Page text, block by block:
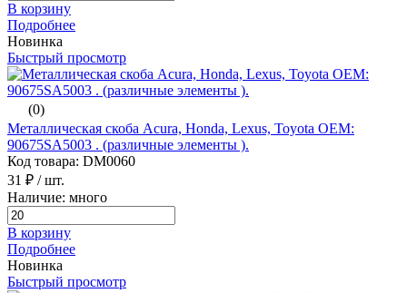
В корзину
Подробнее
Новинка
Быстрый просмотр
(0)
Металлическая скоба Acura, Honda, Lexus, Toyota ОЕМ:
90675SA5003 . (различные элементы ).
Код товара: DM0060
31 ₽ / шт.
Наличие: много
В корзину
Подробнее
Новинка
Быстрый просмотр